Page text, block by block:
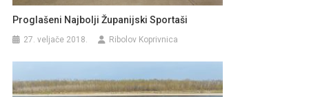
Proglašeni Najbolji Županijski Sportaši
27. veljače 2018. Ribolov Koprivnica